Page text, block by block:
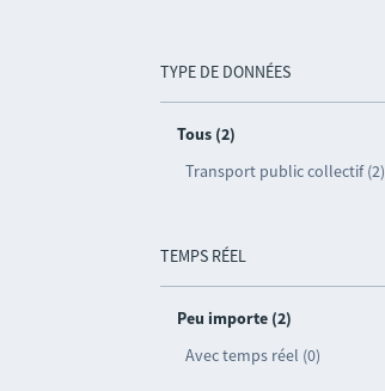
TYPE DE DONNÉES
Tous (2)
Transport public collectif (2)
TEMPS RÉEL
Peu importe (2)
Avec temps réel (0)